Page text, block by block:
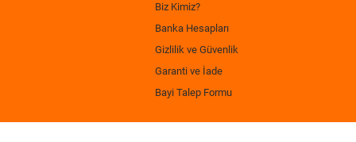
Biz Kimiz?
Banka Hesapları
Gizlilik ve Güvenlik
Garanti ve İade
Bayi Talep Formu